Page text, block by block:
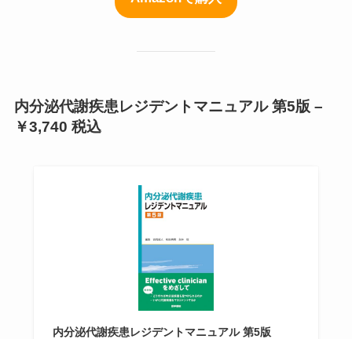
内分泌代謝疾患レジデントマニュアル 第5版 –
￥3,740 税込
内分泌代謝疾患レジデントマニュアル 第5版